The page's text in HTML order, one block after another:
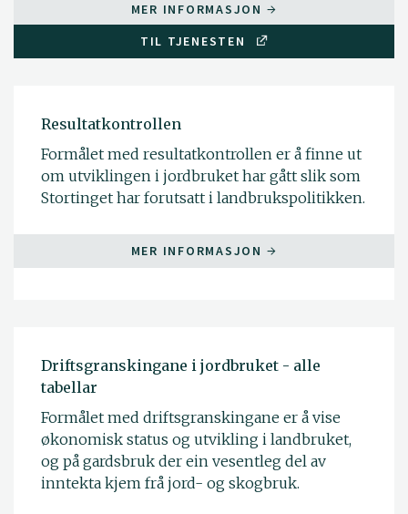
MER INFORMASJON
TIL TJENESTEN
Resultatkontrollen
Formålet med resultatkontrollen er å finne ut
om utviklingen i jordbruket har gått slik som
Stortinget har forutsatt i landbrukspolitikken.
MER INFORMASJON
Driftsgranskingane i jordbruket - alle
tabellar
Formålet med driftsgranskingane er å vise
økonomisk status og utvikling i landbruket,
og på gardsbruk der ein vesentleg del av
inntekta kjem frå jord- og skogbruk.